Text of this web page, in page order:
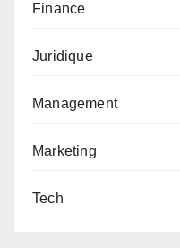
Finance
Juridique
Management
Marketing
Tech